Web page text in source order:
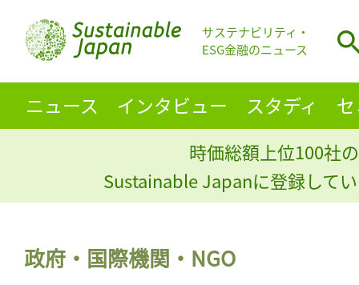
サステナビリティ・
ESG金融のニュース
ニュース インタビュー スタディ
時価総額上位100社
Sustainable Japanに登録して
政府・国際機関・NGO